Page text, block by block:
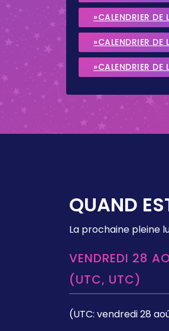
»CALENDRIER
»CALENDRIER DE
»CALENDRIER
QUAND
La prochaine pleine
VENDREDI 28
(UTC, UTC)
(UTC: vendredi 28